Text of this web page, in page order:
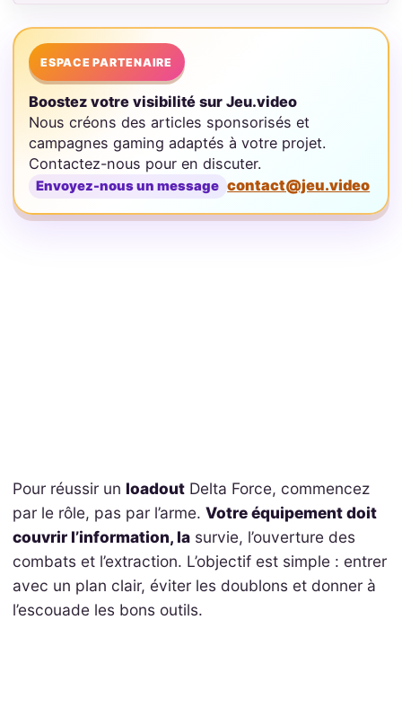
ESPACE PARTENAIRE
Boostez votre visibilité sur Jeu.video
Nous créons des articles sponsorisés et
campagnes gaming adaptés à votre projet.
Contactez-nous pour en discuter.
Envoyez-nous un message contact@jeu.video
Pour réussir un loadoutDelta Force, commencez
par le rôle, pas par l’arme. Votre équipement doit
couvrir l’information, lasurvie, l’ouverture des
combats et l’extraction. L’objectif est simple : entrer
avec un plan clair, éviter les doublons et donner à
l’escouade les bons outils.